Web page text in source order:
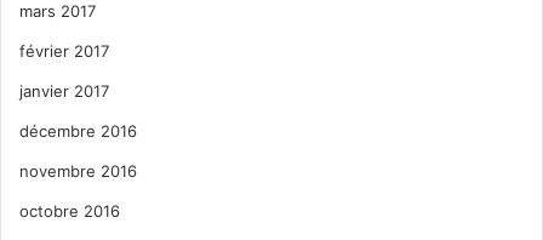
mars 2017
février 2017
janvier 2017
décembre 2016
novembre 2016
octobre 2016